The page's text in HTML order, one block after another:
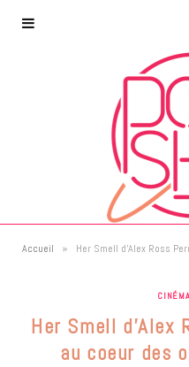
Accueil »
Her Smell d’Alex
au coeur des